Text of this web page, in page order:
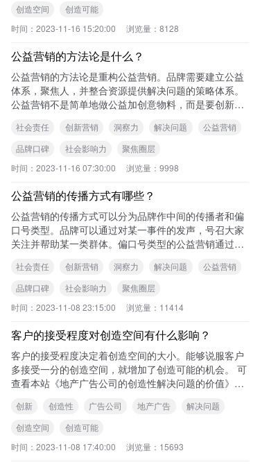
创造空间
创造可能
时间： 2023-11-16 15:20:00 浏览量： 8128
公益营销的方法论是什么？
公益营销的方法论是重构公益营销。品牌需要建立公益
体系，聚焦人，并整合资源提供解决问题的策略体系。
公益营销不是简单地做公益加创意物料，而是要创新营
担
社会责任 创新营销 洞察力 解决问题
公益营销
品牌口碑
社会影响力
聚焦圈层
时间： 2023-11-16 07:30:00 浏览量： 9998
公益营销的传播方式有哪些？
公益营销的传播方式可以分为品牌作中间的传播者和偏
口号类型。品牌可以通过对某一事件的发声，号召大家
关注并帮助某一类群体。偏口号类型的公益营销通过口
的
社会责任 创新营销 洞察力 解决问题
公益营销
品牌口碑
社会影响力
聚焦圈层
时间： 2023-11-08 23:15:00 浏览量： 11414
客户的接受程度对创造空间有什么影响？
客户的接受程度决定着创造空间的大小。能够说服客户
多接受一分的创造空间，就增加了创造可能的机会。 可
查看本站《地产广告公司的创造性解决问题的价值》一
创新 创造性 广告公司 地产广告
解决问题
创造空间
创造可能
时间： 2023-11-08 17:40:00 浏览量： 15693